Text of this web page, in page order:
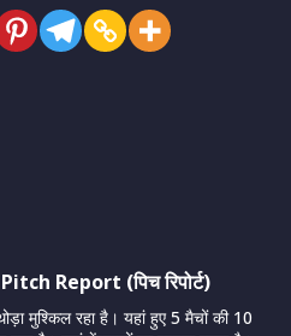
Pitch Report (पिच रिपोर्ट)
मुश्किल रहा है। यहां हुए 5 मैचों की 10